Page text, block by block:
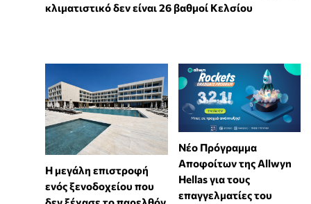
κλιματιστικό δεν είναι 26 βαθμοί Κελσίου
Η μεγάλη επιστροφή
ενός ξενοδοχείου που
Νέο Πρόγραμμα
Αποφοίτων της Allwyn
Hellas για τους
επαγγελματίες του